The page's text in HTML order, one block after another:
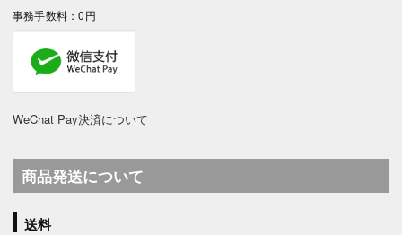
事務手数料：0円
WeChat Pay決済について
商品発送について
送料